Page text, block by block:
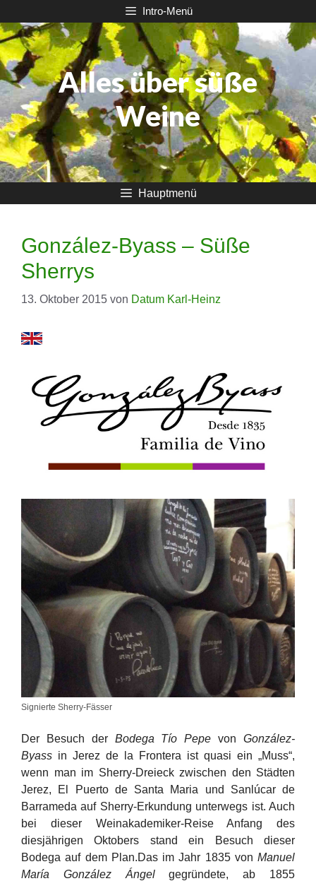
Inhalt
springen
Intro-Menü
Alles über süße
Weine
Hauptmenü
González-Byass – Süße
Sherrys
13. Oktober 2015 von Datum Karl-Heinz
Signierte Sherry-Fässer
Der Besuch der Bodega Tío Pepe vonGonzález-
Byass in Jerez de la Frontera ist quasi ein „Muss“,
wenn man im Sherry-Dreieck zwischen den Städten
Jerez, El Puerto de Santa Maria und Sanlúcar de
Barrameda auf Sherry-Erkundung unterwegs ist. Auch
bei dieser Weinakademiker-Reise Anfang des
diesjährigen Oktobers stand ein Besuch dieser
Bodega auf dem Plan.Das im Jahr 1835 von Manuel
María González Ángelgegründete, ab 1855